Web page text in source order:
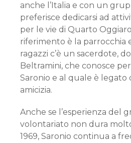
anche l’Italia e con un
preferisce dedicarsi ad
per le vie di Quarto
riferimento è la parrocchia
ragazzi c’è un sacerdote,
Beltramini, che conosce
Saronio e al quale è legato
amicizia.
Anche se l’esperienza del
volontariato non dura
1969, Saronio continua a